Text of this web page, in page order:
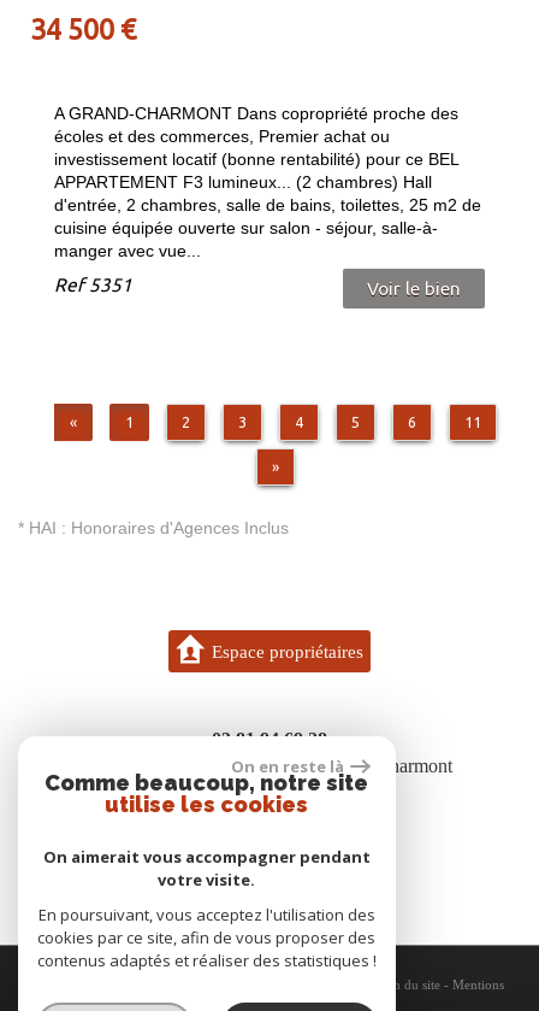
34 500 €
A GRAND-CHARMONT Dans copropriété proche des
écoles et des commerces, Premier achat ou
investissement locatif (bonne rentabilité) pour ce BEL
APPARTEMENT F3 lumineux... (2 chambres) Hall
d'entrée, 2 chambres, salle de bains, toilettes, 25 m2 de
cuisine équipée ouverte sur salon - séjour, salle-à-
manger avec vue...
Ref5351 Voir le bien
« 1 2 3 4 5 6 11
»
* HAI : Honoraires d'Agences Inclus
Espace propriétaires
03 81 94 69 28
7 bis rue des boisgenets 25600 Vieux-Charmont
contact@gigon.immo
Plan du site - Mentions
légales-Nos honoraires-Partenaires -Admin-Politique RGPD
On en reste là
Comme beaucoup, notre site
utilise les cookies
On aimerait vous accompagner pendant
votre visite.
En poursuivant, vous acceptez l'utilisation des
cookies par ce site, afin de vous proposer des
contenus adaptés et réaliser des statistiques !